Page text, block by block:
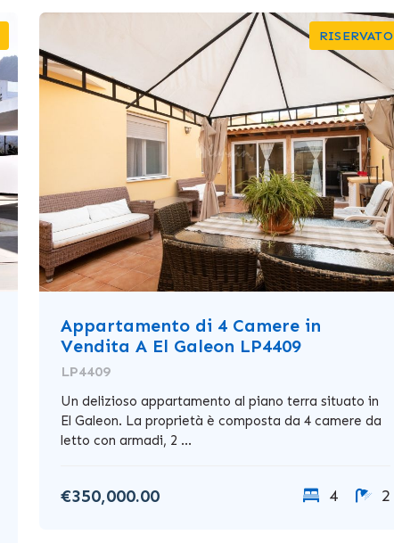
RISERVATO
Appartamento di 4 Camere in
Vendita A El Galeon LP4409
LP4409
Un delizioso appartamento al piano terra situato in
El Galeon. La proprietà è composta da 4 camere da
letto con armadi, 2 ...
€350,000.00 4 2